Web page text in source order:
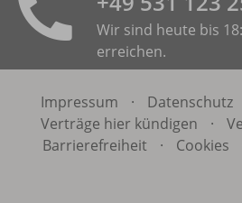
Wir sind heute bis
erreichen.
Impressum · Datenschutz
Verträge hier kündigen
·
Barrierefreiheit
· Cookies